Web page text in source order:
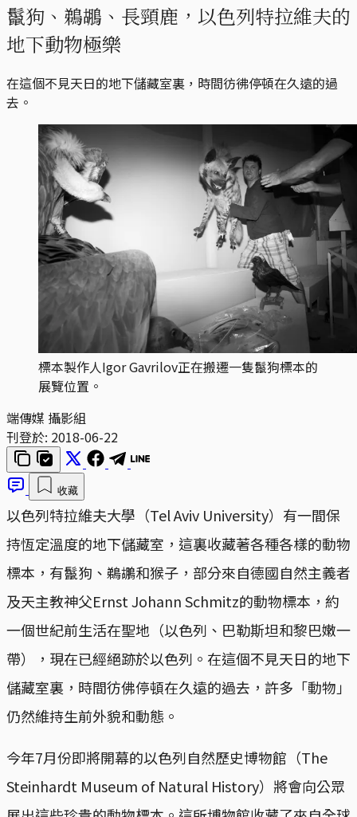
鬣狗、鵜鶘、長頸鹿，以色列特拉維夫的
地下動物極樂
在這個不見天日的地下儲藏室裏，時間彷彿停頓在久遠的過
去。
標本製作人Igor Gavrilov正在搬遷一隻鬣狗標本的
展覽位置。
端傳媒 攝影組
刊登於: 2018-06-22
收藏
以色列特拉維夫大學（Tel Aviv University）有一間保
持恆定溫度的地下儲藏室，這裏收藏著各種各樣的動物
標本，有鬣狗、鵜鶘和猴子，部分來自德國自然主義者
及天主教神父Ernst Johann Schmitz的動物標本，約
一個世紀前生活在聖地（以色列、巴勒斯坦和黎巴嫩一
帶），現在已經絕跡於以色列。在這個不見天日的地下
儲藏室裏，時間彷佛停頓在久遠的過去，許多「動物」
仍然維持生前外貌和動態。
今年7月份即將開幕的以色列自然歷史博物館（The
Steinhardt Museum of Natural History）將會向公眾